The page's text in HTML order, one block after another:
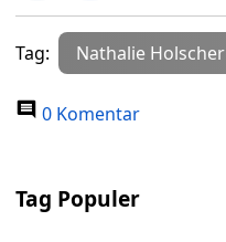
Tag: Nathalie Holscher
0 Komentar
Tag Populer